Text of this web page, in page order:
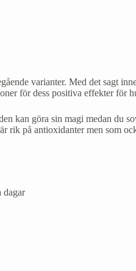
varianter. Med det sagt
för dess positiva effekter för
kan göra sin magi medan du
rik på antioxidanter men som
dagar